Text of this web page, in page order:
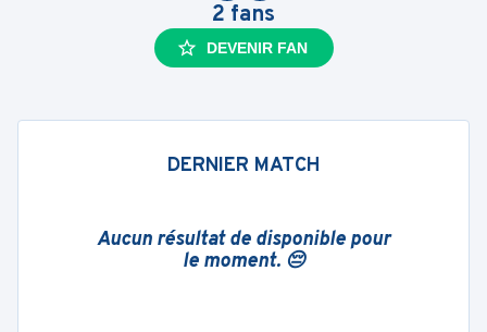
2 fans
DEVENIR FAN
DERNIER MATCH
Aucun résultat de disponible pour
le moment. 😔